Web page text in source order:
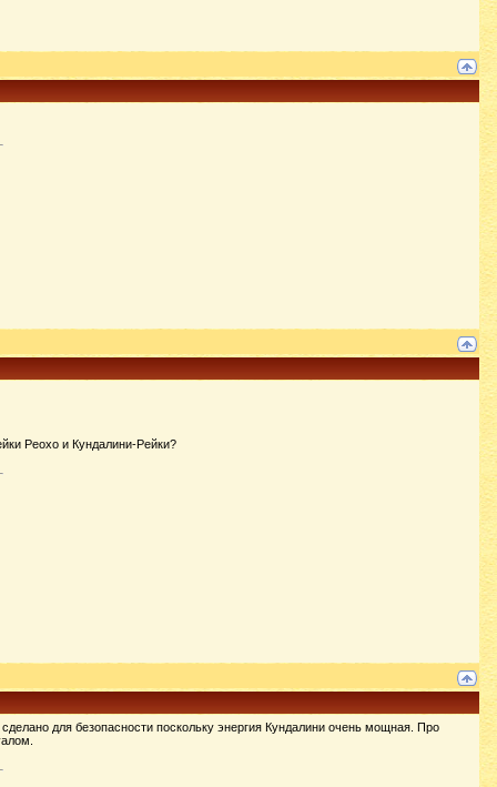
Реохо и Кундалини-Рейки?
для безопасности поскольку энергия Кундалини очень мощная. Про